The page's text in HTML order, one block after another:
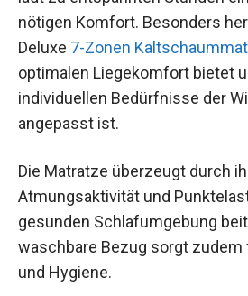
nötigen Komfort. Besonders
Deluxe 7-Zonen
optimalen Liegekomfort bietet
individuellen Bedürfnisse der
angepasst ist.
Die Matratze überzeugt durch
Atmungsaktivität und
gesunden Schlafumgebung
waschbare Bezug sorgt zudem
und Hygiene.